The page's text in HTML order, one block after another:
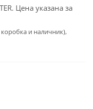
Цена указана за
и наличник),